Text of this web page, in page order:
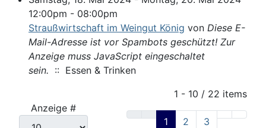
12:00pm - 08:00pm
Straußwirtschaft im Weingut König von Diese E-
Mail-Adresse ist vor Spambots geschützt! Zur
Anzeige muss JavaScript eingeschaltet
sein. :: Essen & Trinken
1 - 10 / 22 items
Anzeige #
1
2 3